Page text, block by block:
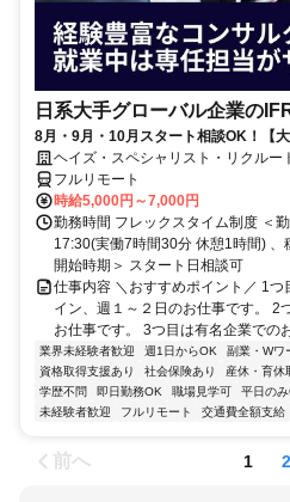
日系大手グローバル企業の
8月・9月・10月スタート相談OK！【
イン／週1～2日勤務】IFRSアドバイザ
ヘイズ・スペシャリスト・リクルー
フルリモート
時給5,000円～7,000円
勤務時間 フレックスタイム制度 ＜
17:30(実働7時間30分 休憩1時間)
開始時期＞ スタート日相談可
仕事内容 ＼おすすめポイント／ 1
イン、週１～２日のお仕事です。 2
お仕事です。 3つ目は有名企業での
業界未経験者歓迎 週1日からOK 副業・Wワ
資格取得支援あり
社会保険あり 産休・育休
学歴不問
即日勤務OK 職場見学可 平日の
未経験者歓迎
フルリモート 交通費全額支給
前へ 1 2